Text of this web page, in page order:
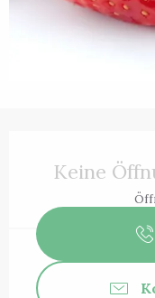
Keine